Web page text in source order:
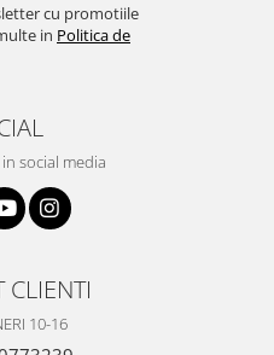
cu promotiile
in Politica de
social media
CLIENTI
10-16